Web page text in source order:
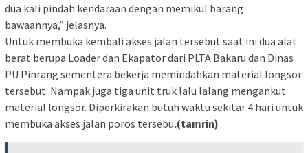
dua kali pindah kendaraan dengan memikul barang
bawaannya,” jelasnya.
Untuk membuka kembali akses jalan tersebut saat ini dua alat
berat berupa Loader dan Ekapator dari PLTA Bakaru dan Dinas
PU Pinrang sementera bekerja memindahkan material longsor
tersebut. Nampak juga tiga unit truk lalu lalang mengankut
material longsor. Diperkirakan butuh waktu sekitar 4 hari untuk
membuka akses jalan poros tersebu.(tamrin)